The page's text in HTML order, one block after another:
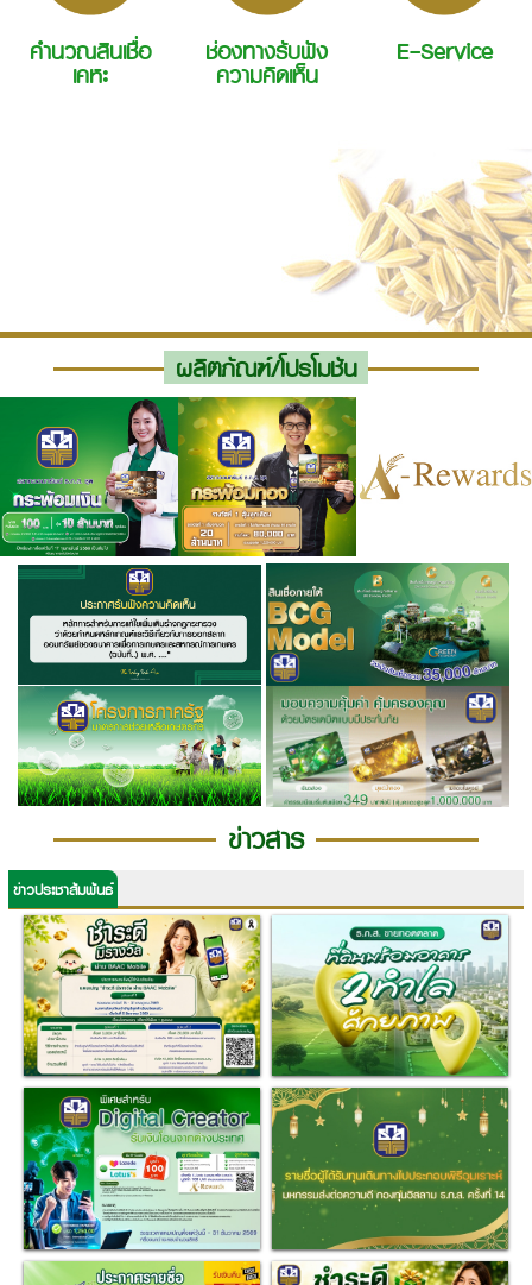
คำนวณสินเชื่อ
เคหะ
ช่องทางรับฟัง
ความคิดเห็น
E-Service
ผลิตภัณฑ์/โปรโมชัน
ข่าวสาร
ข่าวประชาสัมพันธ์